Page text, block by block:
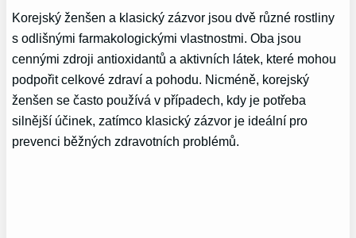
Korejský ženšen a klasický zázvor jsou dvě různé rostliny
s odlišnými farmakologickými vlastnostmi. Oba jsou
cennými zdroji antioxidantů a aktivních látek, které mohou
podpořit celkové zdraví a pohodu. Nicméně, korejský
ženšen se často používá v případech, kdy je potřeba
silnější účinek, zatímco klasický zázvor je ideální pro
prevenci běžných zdravotních problémů.